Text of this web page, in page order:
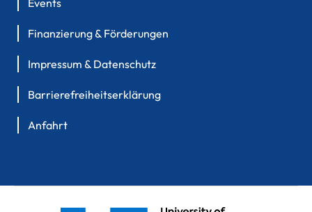
Finanzierung & Förderungen
Impressum & Datenschutz
Barrierefreiheitserklärung
Anfahrt